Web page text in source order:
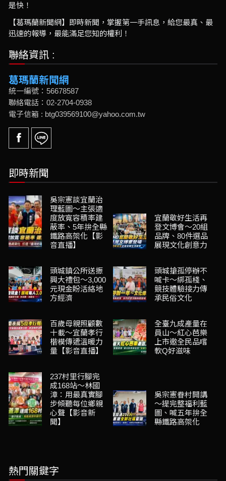
是快！
【葛瑪蘭新聞網】即時新聞，掌握第一手訊息，給您最真、最
迅速的報導，最能滿足您知的權利！
聯絡資訊 :
葛瑪蘭新聞網
統一編號：56678587
聯絡電話：02-2704-0938
電子信箱 : btg039569100@yahoo.com.tw
即時新聞
吳宗憲談宜蘭治
理藍圖～主張適
度放寬容積率建
蔽率、5年拚全縣
鐵路高架化【影
音直播】
宜蘭敬好生活再
登文博會～20組
品牌、80件選品
展現文化創意力
頭城鎮公所送振
興大禮包～3,000
元現金盼活絡地
方經濟
頭城搶孤停辦不
喊卡～綁孤棧、
競技體驗接力傳
承民俗文化
百歲母親照顧數
十載～宜蘭孝行
楷模傳遞溫暖力
量【影音直播】
全臺九成產量在
員山～紅心芭樂
上市邀全民品嚐
軟Q好滋味
237村里行腳完
成168站～林國
漳：用最真實腳
步傾聽每位鄉親
心聲【影音新
聞】
吳宗憲眷村開講
～提完整福利藍
圖、喊五年拚全
縣鐵路高架化
熱門關鍵字